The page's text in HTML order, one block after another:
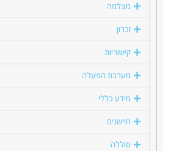
מצלמה
זכרון
קישוריות
מערכת הפעלה
מידע כללי
חיישנים
סוללה